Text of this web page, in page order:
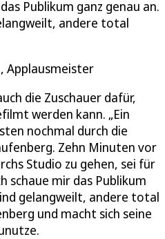
Publikum ganz genau an.
andere total
Applausmeister
die Zuschauer dafür,
werden kann. „Ein
nochmal durch die
Zehn Minuten vor
Studio zu gehen, sei für
schaue mir das Publikum
gelangweilt, andere total
und macht sich seine